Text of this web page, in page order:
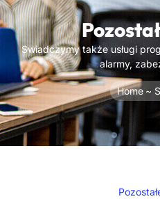
Swiadczymy także usługi
alarmy,
Home ~